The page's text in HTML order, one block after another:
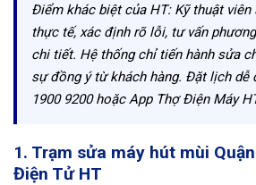
Điểm khác biệt của HT: Kỹ thuật
thực tế, xác định rõ lỗi, tư vấn
chi tiết. Hệ thống chỉ tiến hành sửa
sự đồng ý từ khách hàng. Đặt lịch dễ
1900 9200 hoặc App Thợ Điện Máy
1. Trạm sửa máy hút mùi
Điện Tử HT